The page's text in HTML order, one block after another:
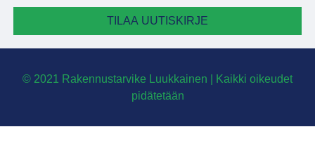
TILAA UUTISKIRJE
© 2021 Rakennustarvike Luukkainen | Kaikki oikeudet
pidätetään